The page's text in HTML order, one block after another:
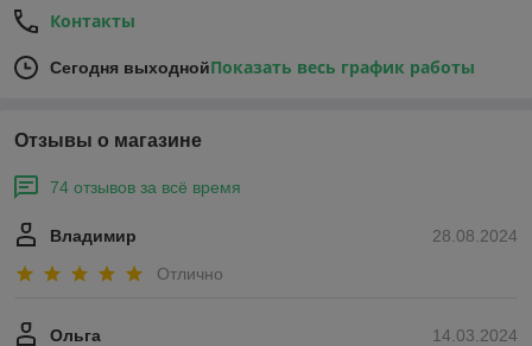
Контакты
Сегодня выходнойПоказать весь график работы
Отзывы о магазине
74 отзывов за всё время
28.08.2024
Владимир
Отлично
14.03.2024
Ольга